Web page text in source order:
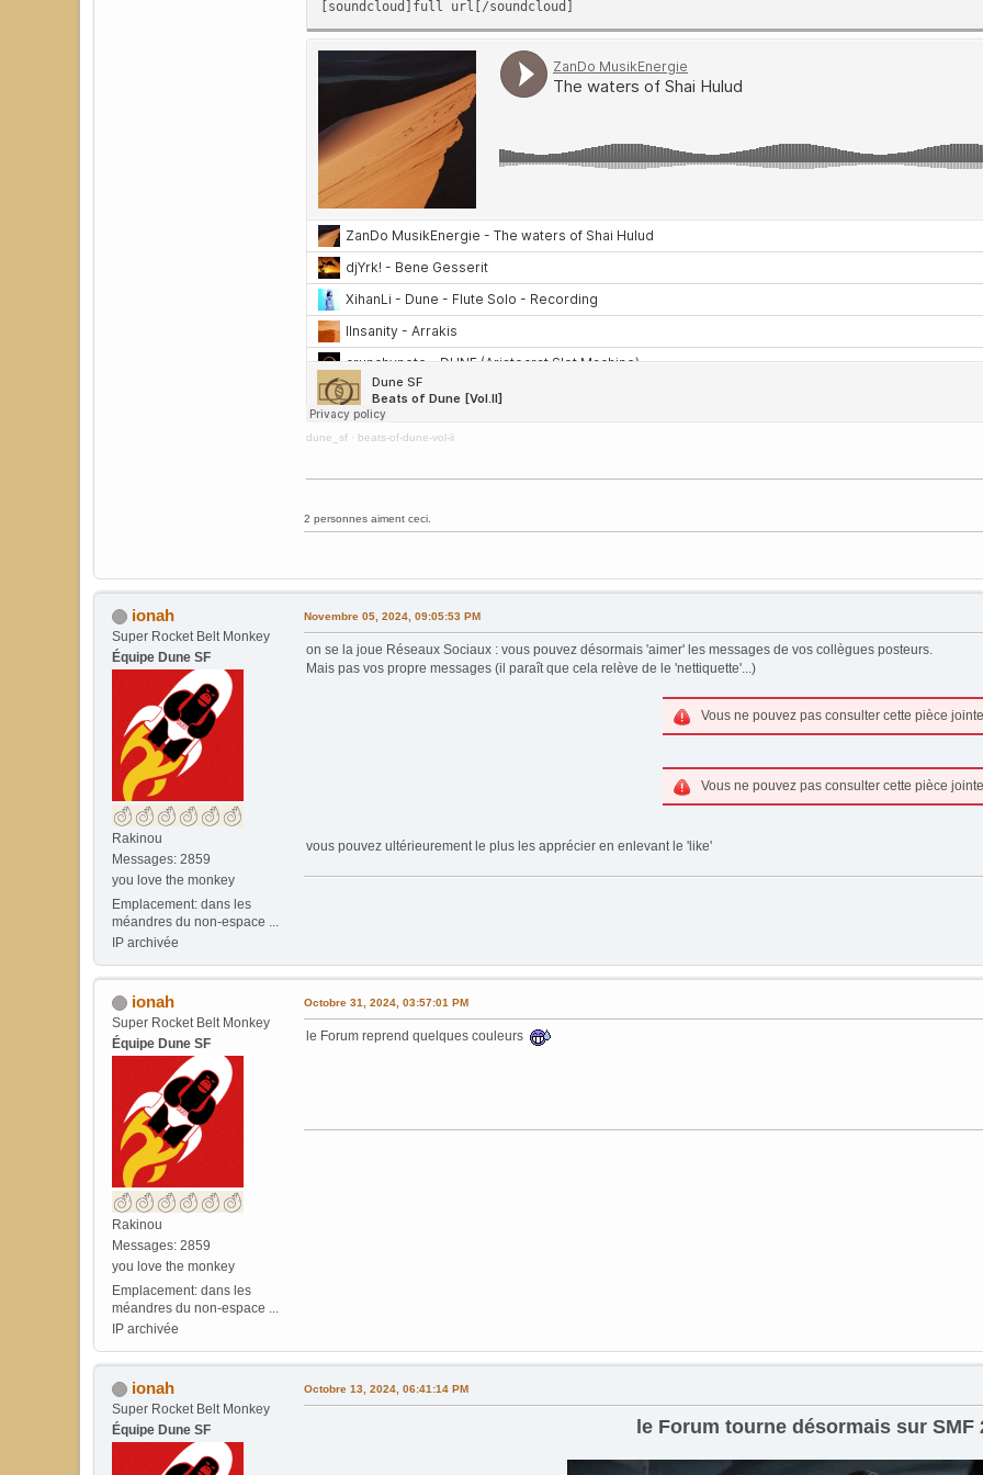
[soundcloud]full url[/soundcloud]
dune_sf · beats-of-dune-vol-ii
2 personnes aiment ceci.
ionah
Super Rocket Belt Monkey
Équipe Dune SF
Rakinou
Messages: 2859
you love the monkey
Emplacement: dans les
méandres du non-espace ...
IP archivée
Novembre 05, 2024, 09:05:53 PM
on se la joue Réseaux Sociaux : vous pouvez désormais 'aimer' les messages de vos collègues posteurs.
Mais pas vos propre messages (il paraît que cela relève de le 'nettiquette'...)
Vous ne pouvez pas consulter cette pièce
Vous ne pouvez pas consulter cette pièce
vous pouvez ultérieurement le plus les apprécier en enlevant le 'like'
ionah
Super Rocket Belt Monkey
Équipe Dune SF
Rakinou
Messages: 2859
you love the monkey
Emplacement: dans les
méandres du non-espace ...
IP archivée
Octobre 31, 2024, 03:57:01 PM
le Forum reprend quelques couleurs
ionah
Super Rocket Belt Monkey
Équipe Dune SF
Octobre 13, 2024, 06:41:14 PM
le Forum tourne désormais sur SMF